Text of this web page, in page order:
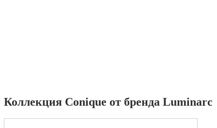
Коллекция Conique от бренда Luminarc